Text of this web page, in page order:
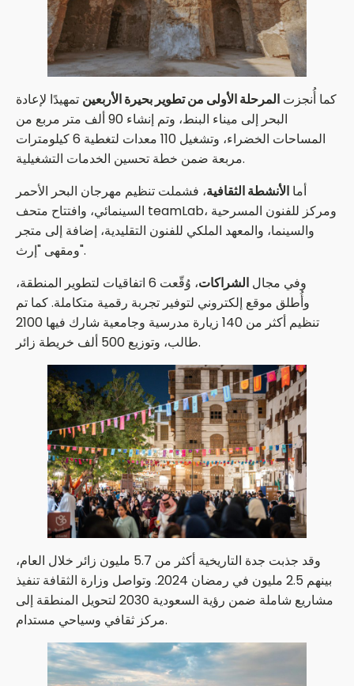
كما أُنجزت المرحلة الأولى من تطوير بحيرة الأربعين تمهيدًا لإعادة
البحر إلى ميناء البنط، وتم إنشاء 90 ألف متر مربع من
المساحات الخضراء، وتشغيل 110 معدات لتغطية 6 كيلومترات
مربعة ضمن خطة تحسين الخدمات التشغيلية.
أما الأنشطة الثقافية، فشملت تنظيم مهرجان البحر الأحمر
السينمائي، وافتتاح متحف teamLab، ومركز للفنون المسرحية
والسينما، والمعهد الملكي للفنون التقليدية، إضافة إلى متجر
ومقهى "إرث".
وفي مجال الشراكات
، وُقّعت 6 اتفاقيات لتطوير المنطقة،
وأُطلق موقع إلكتروني لتوفير تجربة رقمية متكاملة. كما تم
تنظيم أكثر من 140 زيارة مدرسية وجامعية شارك فيها 2100
طالب، وتوزيع 500 ألف خريطة زائر.
وقد جذبت جدة التاريخية أكثر من 5.7 مليون زائر خلال العام،
بينهم 2.5 مليون في رمضان 2024. وتواصل وزارة الثقافة تنفيذ
مشاريع شاملة ضمن رؤية السعودية 2030 لتحويل المنطقة إلى
مركز ثقافي وسياحي مستدام.